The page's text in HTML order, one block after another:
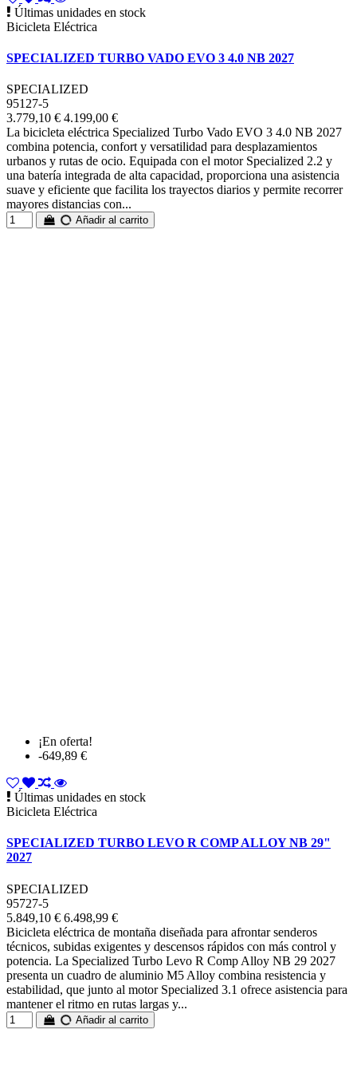
Últimas unidades en stock
Bicicleta Eléctrica
SPECIALIZED TURBO VADO EVO 3 4.0 NB 2027
SPECIALIZED
95127-5
3.779,10 € 4.199,00 €
La bicicleta eléctrica Specialized Turbo Vado EVO 3 4.0 NB 2027
combina potencia, confort y versatilidad para desplazamientos
urbanos y rutas de ocio. Equipada con el motor Specialized 2.2 y
una batería integrada de alta capacidad, proporciona una asistencia
suave y eficiente que facilita los trayectos diarios y permite recorrer
mayores distancias con...
Añadir al carrito
¡En oferta!
-649,89 €
Últimas unidades en stock
Bicicleta Eléctrica
SPECIALIZED TURBO LEVO R COMP ALLOY NB 29"
2027
SPECIALIZED
95727-5
5.849,10 € 6.498,99 €
Bicicleta eléctrica de montaña diseñada para afrontar senderos
técnicos, subidas exigentes y descensos rápidos con más control y
potencia. La Specialized Turbo Levo R Comp Alloy NB 29 2027
presenta un cuadro de aluminio M5 Alloy combina resistencia y
estabilidad, que junto al motor Specialized 3.1 ofrece asistencia para
mantener el ritmo en rutas largas y...
Añadir al carrito